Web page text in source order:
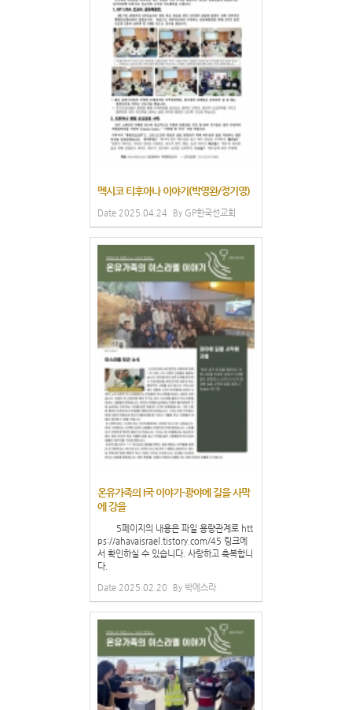
멕시코 티후아나 이야기(박영완/정기영)
Date 2025.04.24 By GP한국선교회
온유가족의 I국 이야기-광야에 길을 사막
에 강을
5페이지의 내용은 파일 용량관계로 htt
ps://ahavaisrael.tistory.com/45 링크에
서 확인하실 수 있습니다. 사랑하고 축복합니
다.
Date 2025.02.20 By 박에스라